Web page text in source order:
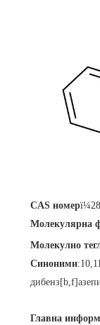
CAS номер
Молекулярна
Молекулно
Синоними:
Главна